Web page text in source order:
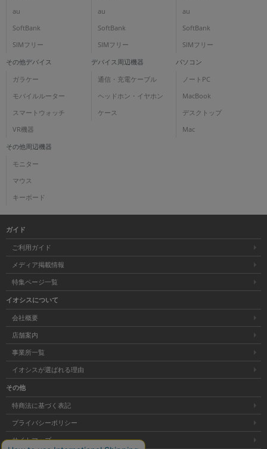
au
SoftBank
SIMフリー
au
SoftBank
SIMフリー
au
SoftBank
SIMフリー
その他デバイス
ガラケー
モバイルルーター
スマートウォッチ
VR機器
デバイス周辺機器
通信・充電ケーブル
ヘッドホン・イヤホン
ケース
パソコン
ノートPC
MacBook
デスクトップ
Mac
その他周辺機器
モニター
マウス
キーボード
ガイド
ご利用ガイド
メディア掲載情報
特集ページ一覧
イオシスについて
会社概要
店舗案内
事業所一覧
イオシスが選ばれる理由
その他
特商法に基づく表記
プライバシーポリシー
サイトマップ